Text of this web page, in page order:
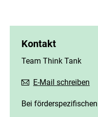
Kontakt
Team Think Tank
E-Mail schreiben
Bei